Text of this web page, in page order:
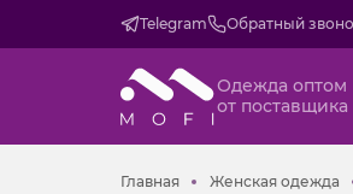
Telegram Обратный
Одежда оптом
от поставщика
ГлавнаяГлавнаяЖенская одежда